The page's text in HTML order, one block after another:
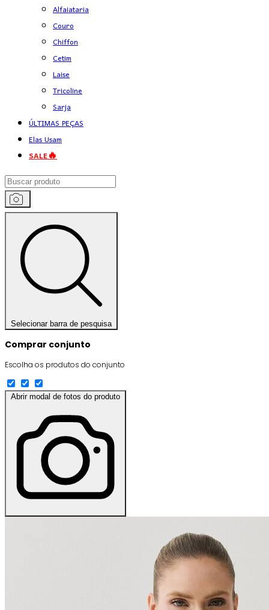
Alfaiataria
Couro
Chiffon
Cetim
Laise
Tricoline
Sarja
ÚLTIMAS PEÇAS
Elas Usam
SALE🔥
Selecionar barra de pesquisa
Comprar conjunto
Escolha os produtos do conjunto
Abrir modal de fotos do produto